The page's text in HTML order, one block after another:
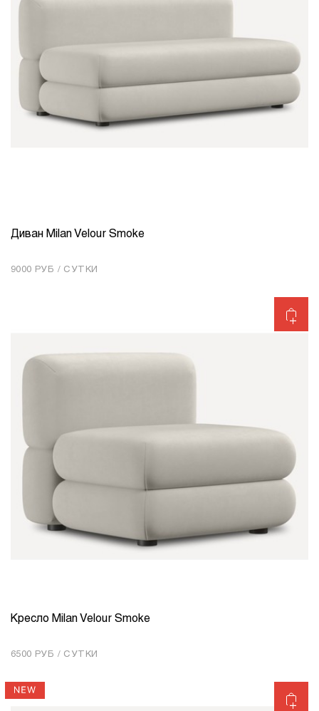
КОЛИЧЕСТВО 1
Диван Milan Velour Smoke
9000 РУБ / СУТКИ
КОЛИЧЕСТВО 1
Кресло Milan Velour Smoke
6500 РУБ / СУТКИ